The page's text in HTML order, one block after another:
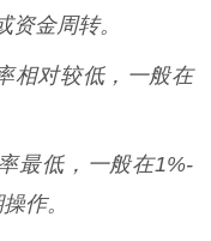
金周转。
相对较低，一般在
最低，一般在1%-
作。